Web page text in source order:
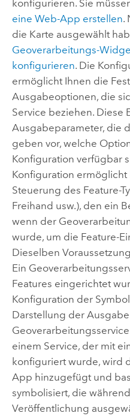
konfigurieren. Sie
eine Web-App erstellen.
die Karte ausgewählt
Geoverarbeitungs-
konfigurieren. Die
ermöglicht Ihnen die
Ausgabeoptionen, die
Service beziehen. Diese
Ausgabeparameter, die
geben vor, welche
Konfiguration verfügbar
Konfiguration
Steuerung des Feature-
Freihand usw.), den ein
wenn der
wurde, um die Feature-
Dieselben
Ein
Features eingerichtet
Konfiguration der
Darstellung der
einem Service, der mit
konfiguriert wurde, wird
App hinzugefügt und
symbolisiert, die
Veröffentlichung